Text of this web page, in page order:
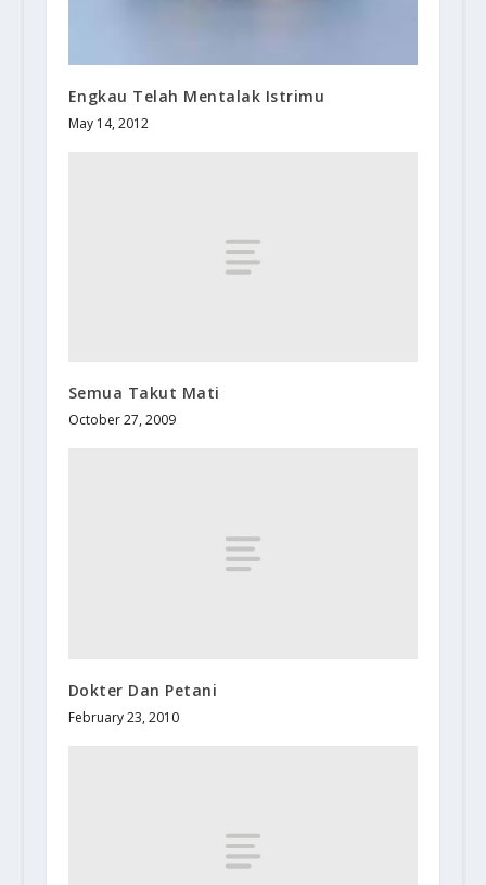
Engkau Telah Mentalak Istrimu
May 14, 2012
Semua Takut Mati
October 27, 2009
Dokter Dan Petani
February 23, 2010